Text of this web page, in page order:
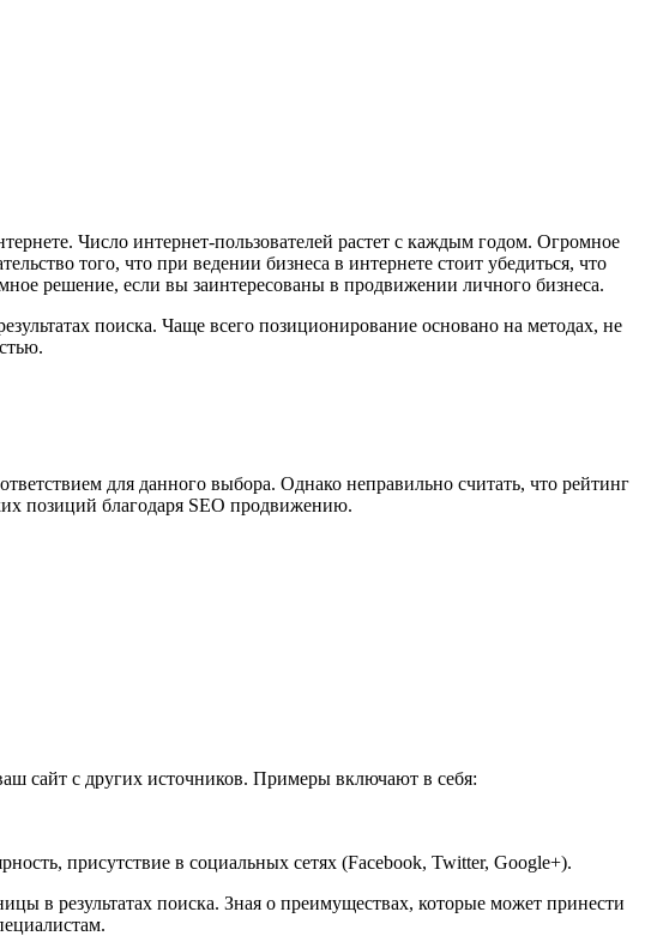
Число интернет-пользователей растет с каждым годом. Огромное
того, что при ведении бизнеса в интернете стоит убедиться, что
решение, если вы заинтересованы в продвижении личного бизнеса.
поиска. Чаще всего позиционирование основано на методах, не
для данного выбора. Однако неправильно считать, что рейтинг
позиций благодаря SEO продвижению.
сайт с других источников. Примеры включают в себя:
присутствие в социальных сетях (Facebook, Twitter, Google+).
в результатах поиска. Зная о преимуществах, которые может принести